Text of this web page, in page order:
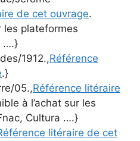
de cet ouvrage.
les plateformes
….}
1912.,Référence
.}
05.,Référence litéraire
à l’achat sur les
Cultura ….}
litéraire de cet